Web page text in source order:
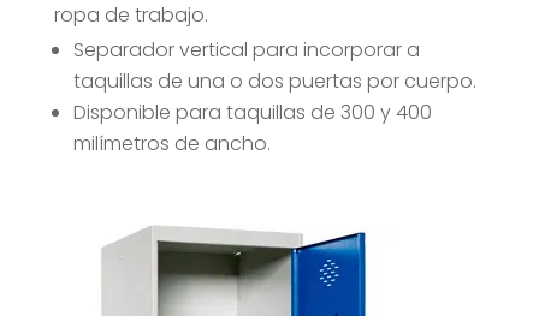
ropa de trabajo.
Separador vertical para incorporar a
taquillas de una o dos puertas por cuerpo.
Disponible para taquillas de 300 y 400
milímetros de ancho.